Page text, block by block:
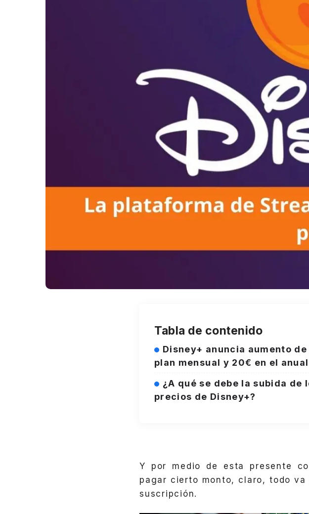
Tabla de contenido
Disney+ anuncia aumento de
plan mensual y 20€ en el anual
¿A qué se debe la subida de
precios de Disney+?
Y por medio de esta presente
pagar cierto monto, claro, todo va
suscripción.